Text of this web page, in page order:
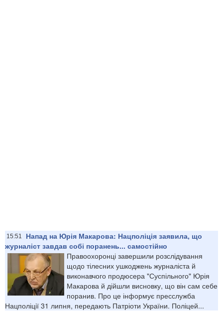
15:51
Напад на Юрія Макарова: Нацполіція заявила, що
журналіст завдав собі поранень... самостійно
Правоохоронці завершили розслідування
щодо тілесних ушкоджень журналіста й
виконавчого продюсера "Суспільного" Юрія
Макарова й дійшли висновку, що він сам себе
поранив. Про це інформує пресслужба
Нацполіції 31 липня, передають Патріоти України. Поліцей...